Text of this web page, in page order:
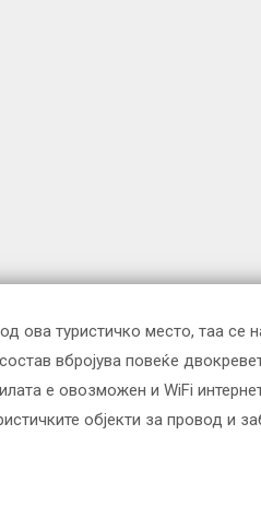
ова туристичко место, таа се
вбројува повеќе
е овозможен и WiFi
објекти за провод и